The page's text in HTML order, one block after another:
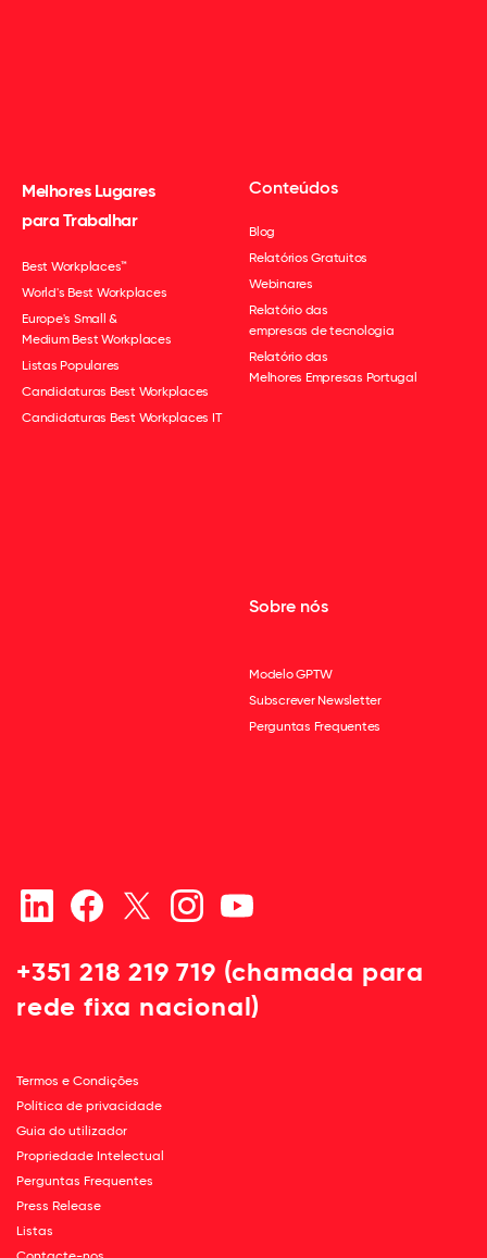
Melhores Lugares
para Trabalhar
Best Workplaces™
World's Best Workplaces
Europe's Small &
Medium Best Workplaces
Listas Populares
Candidaturas Best Workplaces
Candidaturas Best Workplaces IT
Conteúdos
Blog
Relatórios Gratuitos
Webinares
Relatório das
empresas de tecnologia
Relatório das
Melhores Empresas Portugal
Sobre nós
Modelo GPTW
Subscrever Newsletter
Perguntas Frequentes
+351 218 219 719 (chamada para
rede fixa nacional)
Termos e Condições
Política de privacidade
Guia do utilizador
Propriedade Intelectual
Perguntas Frequentes
Press Release
Listas